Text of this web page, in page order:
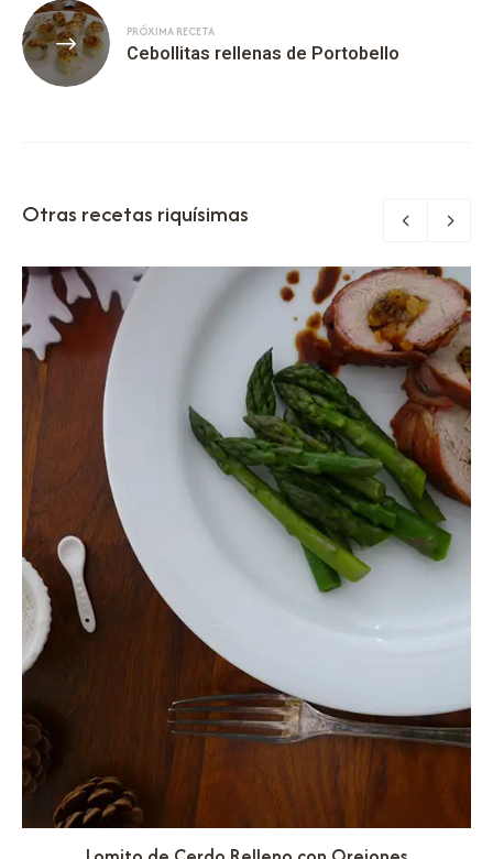
PRÓXIMA RECETA
Cebollitas rellenas de Portobello
Otras recetas riquísimas